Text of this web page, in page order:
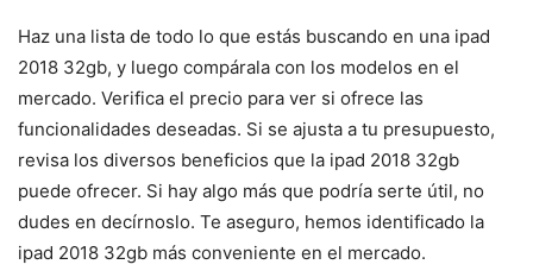
Haz una lista de todo lo que estás buscando en una ipad
2018 32gb, y luego compárala con los modelos en el
mercado. Verifica el precio para ver si ofrece las
funcionalidades deseadas. Si se ajusta a tu presupuesto,
revisa los diversos beneficios que la ipad 2018 32gb
puede ofrecer. Si hay algo más que podría serte útil, no
dudes en decírnoslo. Te aseguro, hemos identificado la
ipad 2018 32gb más conveniente en el mercado.